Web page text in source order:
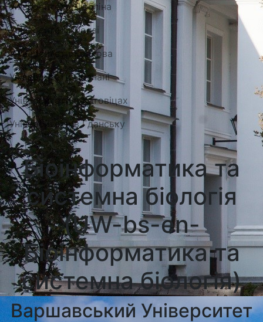
Університети Любліна
Університети Лодзі
Університети Кракова
Університети Познані
Університети в Катовіцах
Університети в Гданську
Біоінформатика та
системна біологія
(UW-bs-en-
Біоінформатика та
системна біологія)
Варшавський Університет